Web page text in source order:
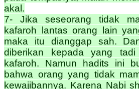
akal.
7- Jika seseorang tidak
kafaroh lantas orang lain
maka itu dianggap sah.
diberikan kepada yang
kafaroh. Namun hadits ini
bahwa orang yang tidak
kewajibannya. Karena Nabi